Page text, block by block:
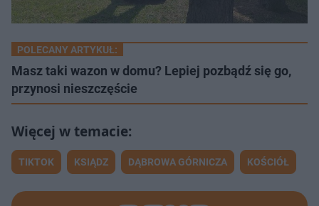
POLECANY ARTYKUŁ:
Masz taki wazon w domu? Lepiej pozbądź się go,
przynosi nieszczęście
TIKTOK KSIĄDZ DĄBROWA GÓRNICZA KOŚCIÓŁ